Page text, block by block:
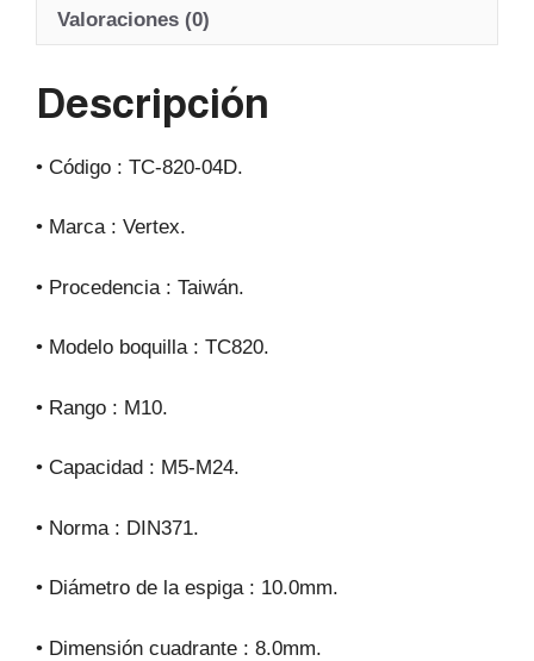
A
p
b
o
a
Valoraciones (0)
Descripción
• Código : TC-820-04D.
• Marca : Vertex.
• Procedencia : Taiwán.
• Modelo boquilla : TC820.
• Rango : M10.
• Capacidad : M5-M24.
• Norma : DIN371.
• Diámetro de la espiga : 10.0mm.
• Dimensión cuadrante : 8.0mm.